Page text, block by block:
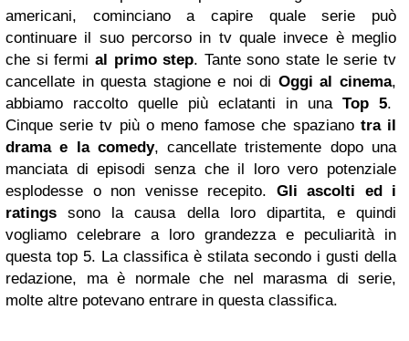
americani, cominciano a capire quale serie può
continuare il suo percorso in tv quale invece è meglio
che si fermi al primo step. Tante sono state le serie tv
cancellate in questa stagione e noi di Oggi al cinema,
abbiamo raccolto quelle più eclatanti in una Top 5.
Cinque serie tv più o meno famose che spaziano tra il
drama e la comedy, cancellate tristemente dopo una
manciata di episodi senza che il loro vero potenziale
esplodesse o non venisse recepito. Gli ascolti ed i
ratings sono la causa della loro dipartita, e quindi
vogliamo celebrare a loro grandezza e peculiarità in
questa top 5. La classifica è stilata secondo i gusti della
redazione, ma è normale che nel marasma di serie,
molte altre potevano entrare in questa classifica.